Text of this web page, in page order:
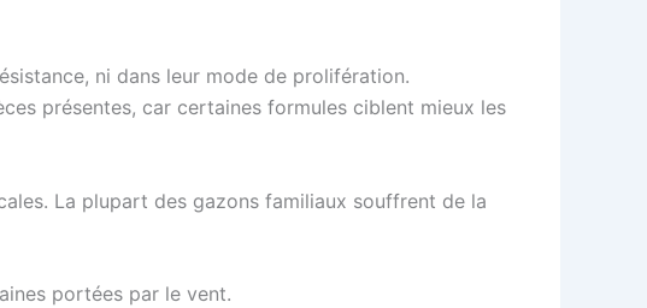
ni dans leur mode de prolifération.
présentes, car certaines formules ciblent mieux les
La plupart des gazons familiaux souffrent de la
portées par le vent.